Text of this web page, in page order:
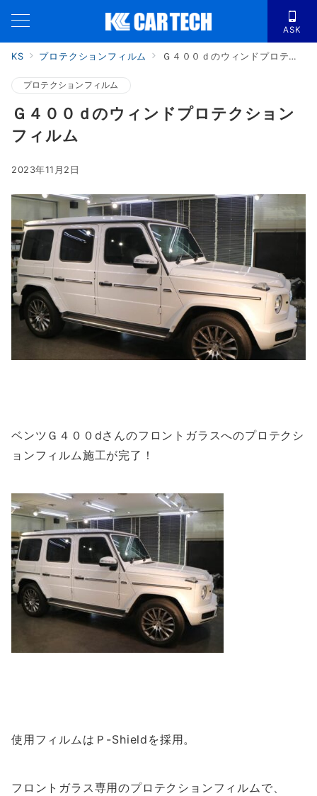
ASK
KS プロテクションフィルム Ｇ４００ｄのウィンドプロテクションフィルム
プロテクションフィルム
Ｇ４００ｄのウィンドプロテクション
フィルム
2023年11月2日
ベンツＧ４００dさんのフロントガラスへのプロテクシ
ョンフィルム施工が完了！
使用フィルムはＰ-Shieldを採用。
フロントガラス専用のプロテクションフィルムで、